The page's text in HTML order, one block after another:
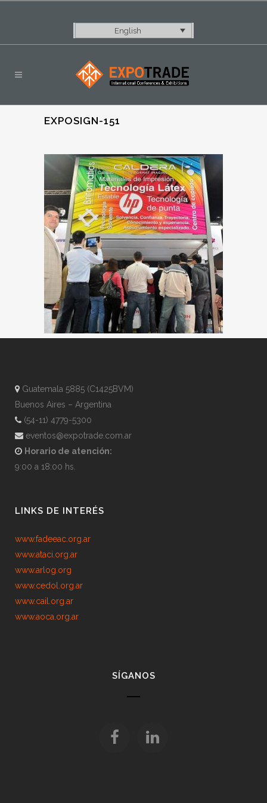
English
EXPOSIGN-151
Guatemala 5885 (C1425BVM)
Buenos Aires – Argentina
(54-11) 4779-5300
eventos@expotrade.com.ar
Horario de atención:
9:00 a 18:00 hs.
LINKS DE INTERÉS
www.fadeeac.org.ar
www.ataci.org.ar
www.arlog.org
www.cedol.org.ar
www.cail.org.ar
www.aoca.org.ar
SÍGANOS